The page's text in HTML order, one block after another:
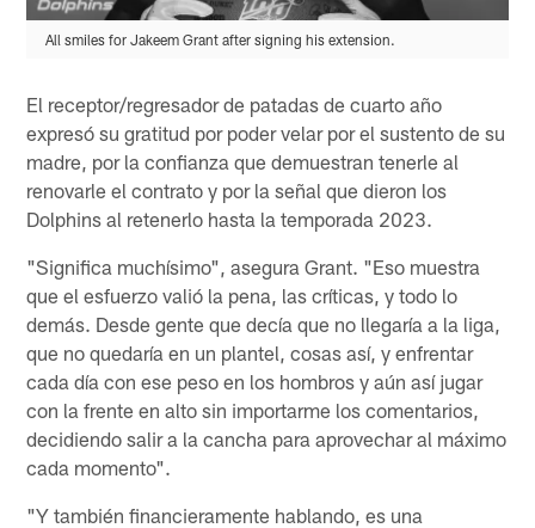
All smiles for Jakeem Grant after signing his extension.
El receptor/regresador de patadas de cuarto año
expresó su gratitud por poder velar por el sustento de su
madre, por la confianza que demuestran tenerle al
renovarle el contrato y por la señal que dieron los
Dolphins al retenerlo hasta la temporada 2023.
"Significa muchísimo", asegura Grant. "Eso muestra
que el esfuerzo valió la pena, las críticas, y todo lo
demás. Desde gente que decía que no llegaría a la liga,
que no quedaría en un plantel, cosas así, y enfrentar
cada día con ese peso en los hombros y aún así jugar
con la frente en alto sin importarme los comentarios,
decidiendo salir a la cancha para aprovechar al máximo
cada momento".
"Y también financieramente hablando, es una